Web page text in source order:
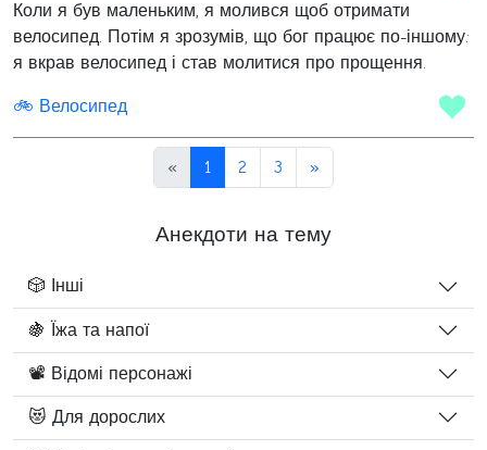
Коли я був маленьким, я молився щоб отримати
велосипед. Потім я зрозумів, що бог працює по-іншому:
я вкрав велосипед і став молитися про прощення.
🚲 Велосипед
« 1 2 3 »
Анекдоти на тему
🎲 Інші
🍇 Їжа та напої
📽️ Відомі персонажі
😻 Для дорослих